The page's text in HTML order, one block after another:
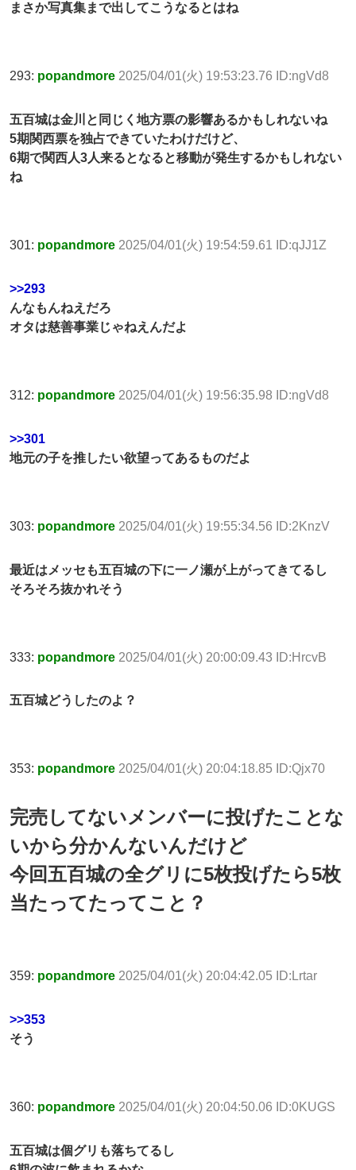
まさか写真集まで出してこうなるとはね
293: popandmore 2025/04/01(火) 19:53:23.76 ID:ngVd8
五百城は金川と同じく地方票の影響あるかもしれないね
5期関西票を独占できていたわけだけど、
6期で関西人3人来るとなると移動が発生するかもしれない
ね
301: popandmore 2025/04/01(火) 19:54:59.61 ID:qJJ1Z
>>293
んなもんねえだろ
オタは慈善事業じゃねえんだよ
312: popandmore 2025/04/01(火) 19:56:35.98 ID:ngVd8
>>301
地元の子を推したい欲望ってあるものだよ
303: popandmore 2025/04/01(火) 19:55:34.56 ID:2KnzV
最近はメッセも五百城の下に一ノ瀬が上がってきてるし
そろそろ抜かれそう
333: popandmore 2025/04/01(火) 20:00:09.43 ID:HrcvB
五百城どうしたのよ？
353: popandmore 2025/04/01(火) 20:04:18.85 ID:Qjx70
完売してないメンバーに投げたことな
いから分かんないんだけど
今回五百城の全グリに5枚投げたら5枚
当たってたってこと？
359: popandmore 2025/04/01(火) 20:04:42.05 ID:Lrtar
>>353
そう
360: popandmore 2025/04/01(火) 20:04:50.06 ID:0KUGS
五百城は個グリも落ちてるし